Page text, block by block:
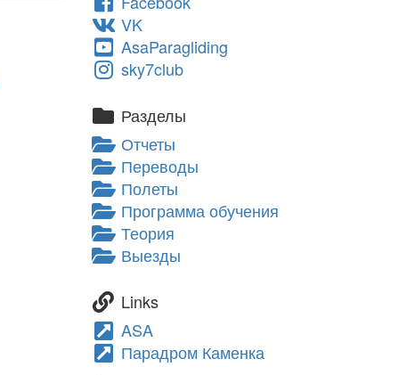
VK
AsaParagliding
sky7club
Разделы
Отчеты
Переводы
Полеты
Программа обучения
Теория
Выезды
Links
ASA
Парадром Каменка